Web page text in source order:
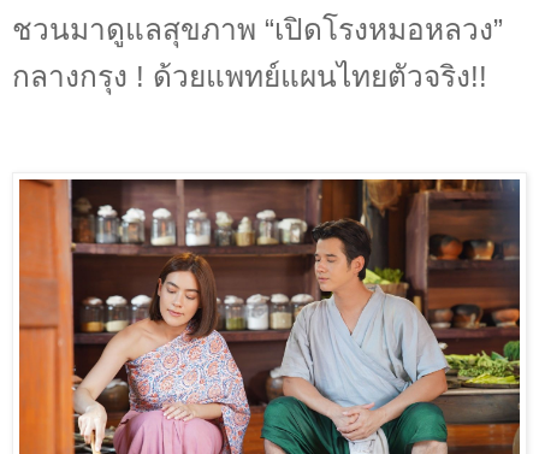
ชวนมาดูแลสุขภาพ “เปิดโรงหมอหลวง”
กลางกรุง ! ด้วยแพทย์แผนไทยตัวจริง!!